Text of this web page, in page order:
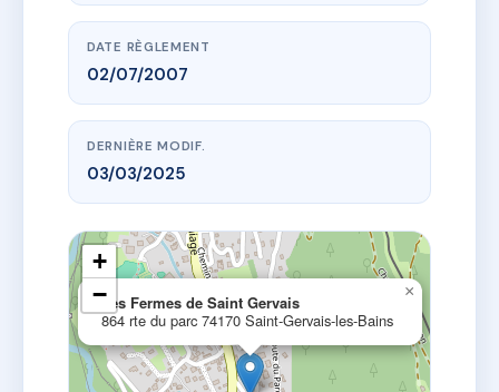
DATE RÈGLEMENT
02/07/2007
DERNIÈRE MODIF.
03/03/2025
Les Fermes de Saint Gervais
864 rte du parc 74170 Saint-Gervais-les-Bains
×
+
−